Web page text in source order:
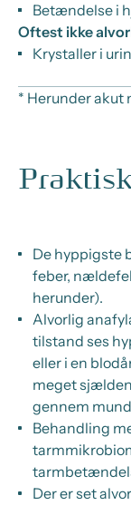
Betændelse i
Oftest ikke
Krystaller i
* Herunder akut
De hyppigste
feber,
herunder).
Alvorlig
tilstand ses
eller i en
meget
gennem
Behandling
Der er set